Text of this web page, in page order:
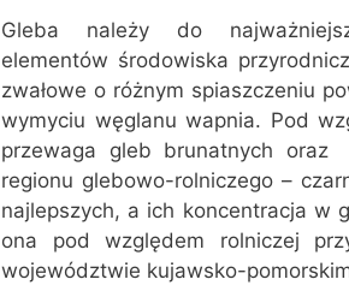
Gleba należy do
elementów środowiska
zwałowe o różnym spiaszczeniu
wymyciu węglanu wapnia. Pod
przewaga gleb brunatnych oraz
regionu glebowo-rolniczego –
najlepszych, a ich koncentracja w
ona pod względem rolniczej
województwie kujawsko-